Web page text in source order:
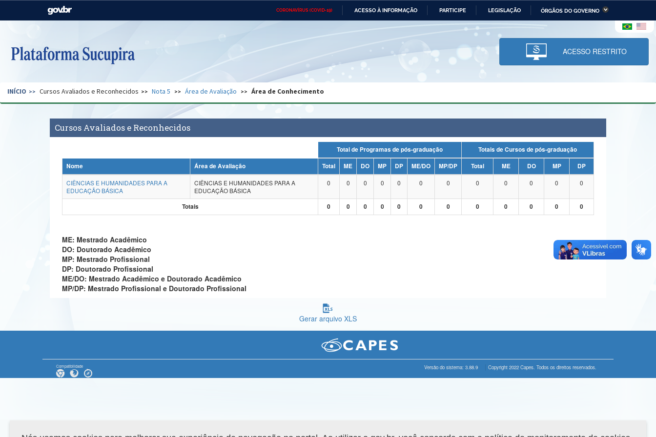
CORONAVÍRUS (COVID-19) ACESSO À INFORMAÇÃO PARTICIPE LEGISLAÇÃO ÓRGÃOS DO GOVERNO
Casa Civil Ministério das Relações Ministério da Economia Ministério da Infraestrutura
Pecuária e Abastecimento
Ministério da Ciência,
Tecnologia, Inovações e
Comunicações
Ministério do Desenvolvimento
Regional e dos Direitos Humanos
Secretaria de Governo Gabinete de Segurança Advocacia-Geral da União Banco Central do Brasil Planalto
ACESSO RESTRITO
INÍCIO Cursos Avaliados e Reconhecidos Nota 5 Área de Avaliação Área de Conhecimento
Cursos Avaliados e Reconhecidos
Total de Programas de pós-graduação
Totais de Cursos de pós-graduação
Nome
Área de Avaliação Total ME DO MP DP ME/DO MP/DP Total ME DO MP
DP
CIÊNCIAS E HUMANIDADES PARA A
EDUCAÇÃO BÁSICA
CIÊNCIAS E HUMANIDADES PARA A
EDUCAÇÃO BÁSICA
0 0 0 0 0 0 0 0 0 0 0 0
Totais 0 0 0 0 0 0 0 0 0 0 0 0
ME: Mestrado Acadêmico
DO: Doutorado Acadêmico
MP: Mestrado Profissional
DP: Doutorado Profissional
ME/DO: Mestrado Acadêmico e Doutorado Acadêmico
MP/DP: Mestrado Profissional e Doutorado Profissional
Gerar arquivo XLS
Compatibilidade Versão do sistema: 3.88.9 Copyright 2022 Capes. Todos os direitos reservados.